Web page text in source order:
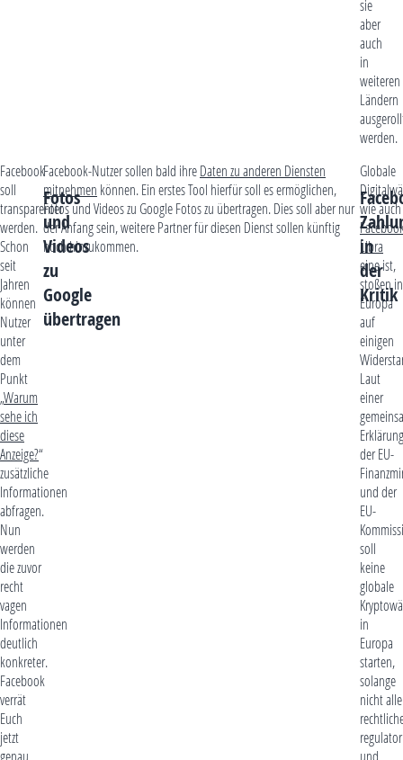
sie
aber
auch
in
weiteren
Ländern
werden.
Facebook
soll
transparenter
werden.
Schon
seit
Jahren
können
Nutzer
unter
dem
Punkt
„Warum
sehe ich
diese
Anzeige?“
zusätzliche
Informationen
abfragen.
Nun
werden
die zuvor
recht
vagen
Informationen
deutlich
konkreter.
Facebook
verrät
Euch
jetzt
genau,
Fotos
und
Videos
zu
Google
übertragen
Facebook-Nutzer sollen bald ihreDaten zu anderen Diensten
mitnehmen können. Ein erstes Tool hierfür soll es ermöglichen,
Fotos und Videos zu Google Fotos zu übertragen. Dies soll aber nur
der Anfang sein, weitere Partner für diesen Dienst sollen künftig
noch hinzukommen.
in
der
Kritik
Globale
wie auch
Libra
eine ist,
stoßen in
Europa
auf
einigen
Laut
einer
Erklärung
der EU-
und der
EU-
soll
keine
globale
in
Europa
starten,
solange
nicht alle
und